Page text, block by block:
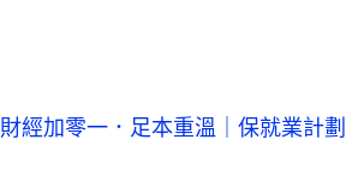
財經加零一．足本重溫｜保就業計